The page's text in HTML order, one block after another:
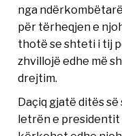
nga
për tërheqjen e
thotë se shteti i tij
zhvillojë edhe më
drejtim.
Daçiq gjatë ditës
letrën e presidentit